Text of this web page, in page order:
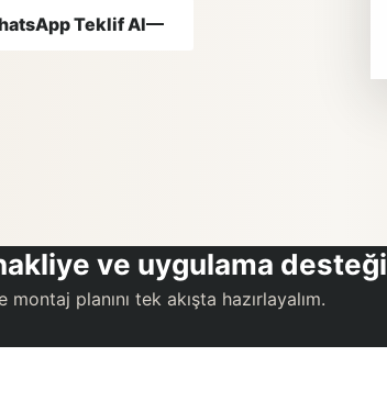
Teklif Al
ve uygulama desteği
planını tek akışta hazırlayalım.